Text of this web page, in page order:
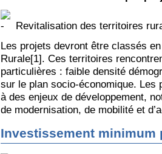
Revitalisation des territoires
Les projets devront être classés
Rurale[1]. Ces territoires
particulières : faible densité
sur le plan socio-économique. Les
à des enjeux de développement,
de modernisation, de mobilité et
Investissement minimum